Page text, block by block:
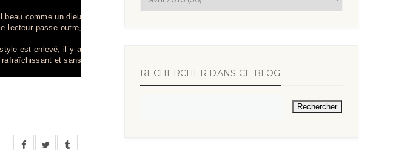
beau comme un dieu
lecteur passe outre,
style est enlevé, il y a
et sans
RECHERCHER DANS CE BLOG